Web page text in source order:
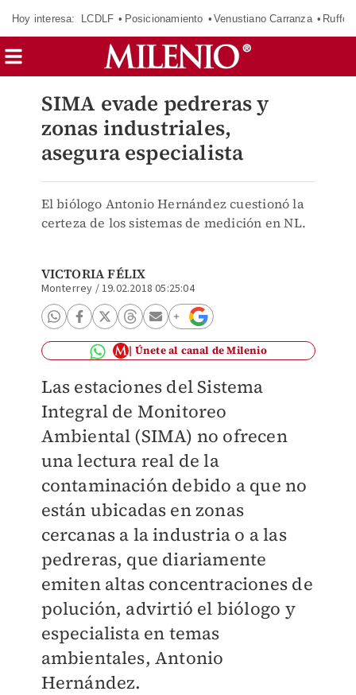
Hoy interesa: LCDLF Posicionamiento Venustiano Carranza Ruffo
SIMA evade pedreras y
zonas industriales,
asegura especialista
El biólogo Antonio Hernández cuestionó la
certeza de los sistemas de medición en NL.
VICTORIA FÉLIX
Monterrey /19.02.2018 05:25:04
Únete al canal de Milenio
Las estaciones del Sistema
Integral de Monitoreo
Ambiental (SIMA) no ofrecen
una lectura real de la
contaminación debido a que no
están ubicadas en zonas
cercanas a la industria o a las
pedreras, que diariamente
emiten altas concentraciones de
polución, advirtió el biólogo y
especialista en temas
ambientales, Antonio
Hernández.